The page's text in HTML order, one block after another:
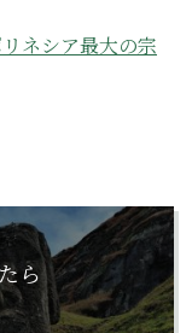
ネシア最大の宗
ら